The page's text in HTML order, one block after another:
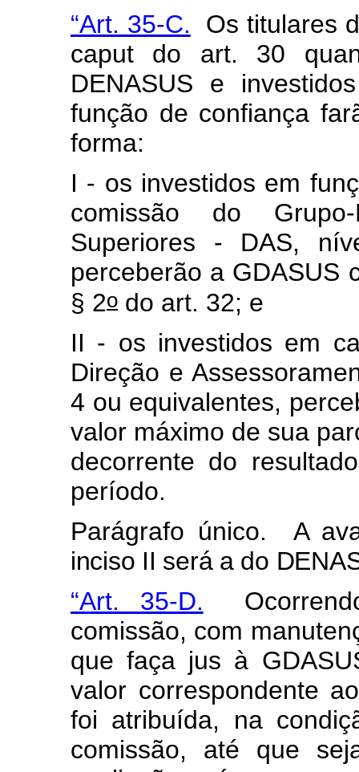
“Art. 35-C. Os titulares
caput do art. 30
DENASUS e
função de confiança
forma:
I - os investidos em
comissão do Grupo-
Superiores - DAS,
perceberão a GDASUS
§ 2o do art. 32; e
II - os investidos em
Direção e
4 ou equivalentes,
valor máximo de sua
decorrente do
período.
Parágrafo único.A
inciso II será a do
“Art. 35-D.
comissão, com
que faça jus à
valor correspondente
foi atribuída, na
comissão, até que